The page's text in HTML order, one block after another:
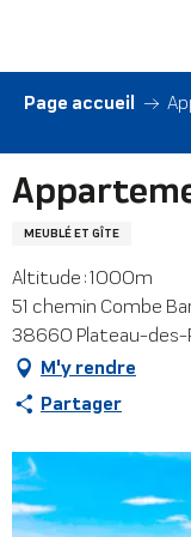
contenu
principal
Page accueil
MEUBLÉ ET GÎTE
Altitude : 1000m
51 chemin Combe
38660 Plateau-
M'y rendre
Partager